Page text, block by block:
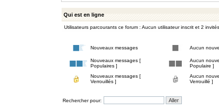
Qui est en ligne
Utilisateurs parcourants ce forum : Aucun utilisateur inscrit et 2 invités
Nouveaux messages Aucun
Nouveaux messages [
Populaires ]
Aucun
Populaire ]
Nouveaux messages [
Verrouillés ]
Aucun
Verrouillé ]
Rechercher pour: